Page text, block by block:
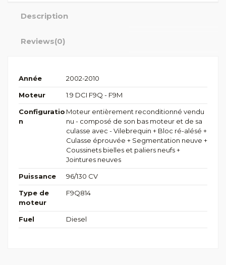
Description
Reviews(0)
Année 2002-2010
Moteur 1.9 DCI F9Q - F9M
Configuratio
n
Moteur entièrement reconditionné vendu
nu - composé de son bas moteur et de sa
culasse avec - Vilebrequin + Bloc ré-alésé +
Culasse éprouvée + Segmentation neuve +
Coussinets bielles et paliers neufs +
Jointures neuves
Puissance 96/130 CV
Type de
moteur
F9Q814
Fuel Diesel